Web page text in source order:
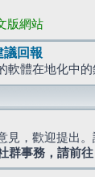
版網站
議回報
軟體在地化中
見，歡迎提出
群事務，請前往